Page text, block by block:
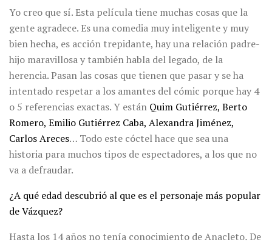
Yo creo que sí. Esta película tiene muchas cosas que la
gente agradece. Es una comedia muy inteligente y muy
bien hecha, es acción trepidante, hay una relación padre-
hijo maravillosa y también habla del legado, de la
herencia. Pasan las cosas que tienen que pasar y se ha
intentado respetar a los amantes del cómic porque hay 4
o 5 referencias exactas. Y están Quim Gutiérrez, Berto
Romero, Emilio Gutiérrez Caba, Alexandra Jiménez,
Carlos Areces… Todo este cóctel hace que sea una
historia para muchos tipos de espectadores, a los que no
va a defraudar.
¿A qué edad descubrió al que es el personaje más popular
de Vázquez?
Hasta los 14 años no tenía conocimiento de Anacleto.De